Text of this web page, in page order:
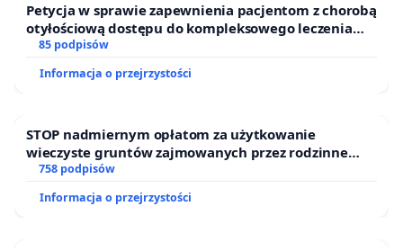
Petycja w sprawie zapewnienia pacjentom z chorobą
otyłościową dostępu do kompleksowego leczenia
oraz programów profilaktycznych.
85 podpisów
Informacja o przejrzystości
STOP nadmiernym opłatom za użytkowanie
wieczyste gruntów zajmowanych przez rodzinne
ogrody działkowe.
758 podpisów
Informacja o przejrzystości